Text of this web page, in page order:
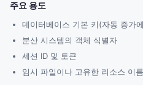
주요 용도
데이터베이스 기본 키(자동 증가
분산 시스템의 객체 식별자
세션 ID 및 토큰
임시 파일이나 고유한 리소스 이